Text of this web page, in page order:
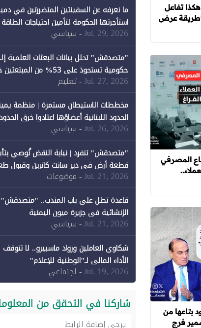
تفاعل
عرض
المصرفي
الوقود بتاعها من
فرج
ما نعرفه عن السفينتين المتضررتين في
استأجرتها الحكومة لتأمين احتياجات الطاقة
Jul. 29, 2026- سياسي
كان نصيبها 1% فقط
Jul. 27, 2026- تعليم
مخططات الاستيطان مستمرة | منظمة
الحدود اللبنانية أعضاؤها اعتادوا خرق الحدود
Jul. 26, 2026- سياسي
قطعة أرض في دير سانت كاترين وقبول طعن
Jul. 21, 2026- موضوعات
قاعدة تطل على باب المندب.. "متصدقش"
الإنشائية في جزيرة ميون اليمنية
Jul. 21, 2026- سياسي
شكاوى العاملين ورواد ماسبيرو.. لا
الأداء المالي لـ"الوطنية للإعلام"
Jul. 19, 2026- اجتماعي
شاركنا في التحقق من